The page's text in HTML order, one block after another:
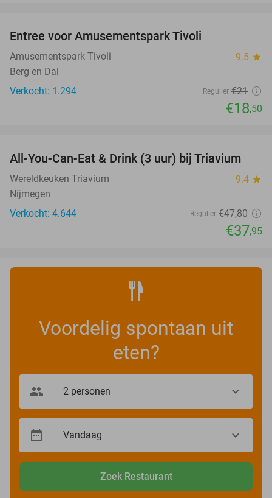
Entree voor Amusementspark Tivoli
Amusementspark Tivoli 9.5 star
Berg en Dal
Verkocht: 1.294
Regulier €21
€18,50
21%
All-You-Can-Eat & Drink (3 uur) bij Triavium
Wereldkeuken Triavium 9.4 star
Nijmegen
Verkocht: 4.644
Regulier €47,80
€37,95
Voordelig spontaan uit
eten?
Zoek Restaurant